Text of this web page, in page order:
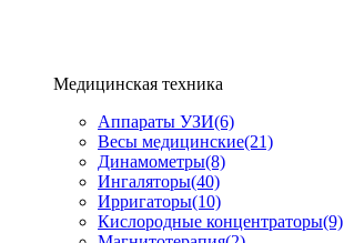
Медицинская техника
Аппараты УЗИ(6)
Весы медицинские(21)
Динамометры(8)
Ингаляторы(40)
Ирригаторы(10)
Кислородные концентраторы(9)